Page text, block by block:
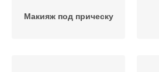
Макияж под прическу